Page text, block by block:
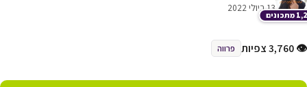
13 ביולי 2022
👁 3,760 צפיות פרווה